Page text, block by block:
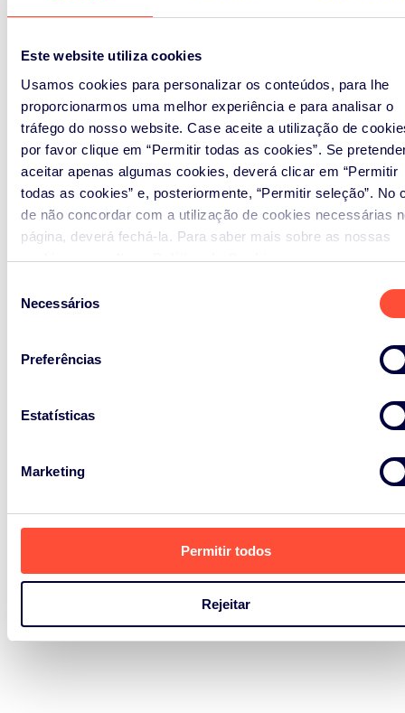
Este website utiliza cookies
Usamos cookies para personalizar os conteúdos, para lhe
proporcionarmos uma melhor experiência e para analisar o
tráfego do nosso website. Case aceite a utilização de
por favor clique em “Permitir todas as cookies”. Se
aceitar apenas algumas cookies, deverá clicar em “Permitir
todas as cookies” e, posteriormente, “Permitir seleção”. No
de não concordar com a utilização de cookies necessárias
página, deverá fechá-la. Para saber mais sobre as nossas
cookies, consultar aPolítica de Cookies.
Necessários
Preferências
Estatísticas
Marketing
Permitir todos
Rejeitar